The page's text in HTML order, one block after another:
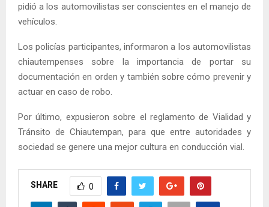
pidió a los automovilistas ser conscientes en el manejo de
vehículos.
Los policías participantes, informaron a los automovilistas
chiautempenses sobre la importancia de portar su
documentación en orden y también sobre cómo prevenir y
actuar en caso de robo.
Por último, expusieron sobre el reglamento de Vialidad y
Tránsito de Chiautempan, para que entre autoridades y
sociedad se genere una mejor cultura en conducción vial.
SHARE 0